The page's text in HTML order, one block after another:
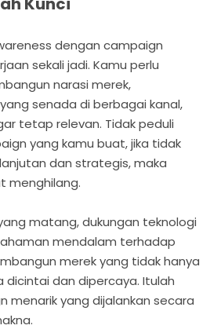
dengan campaign
sekali jadi. Kamu perlu
narasi merek,
senada di berbagai kanal,
tetap relevan. Tidak peduli
yang kamu buat, jika tidak
dan strategis, maka
menghilang.
matang, dukungan teknologi
mendalam terhadap
merek yang tidak hanya
dicintai dan dipercaya. Itulah
menarik yang dijalankan secara